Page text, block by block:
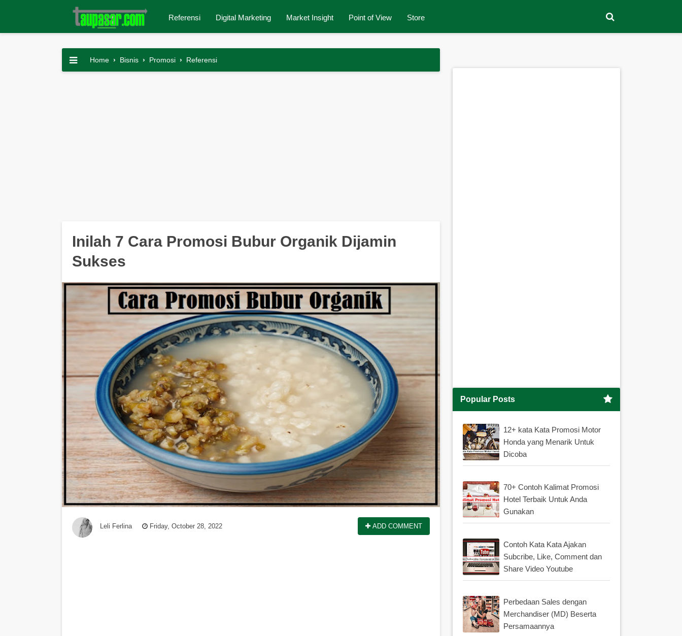
Referensi Digital Marketing Market Insight Point of View Store
Home › Bisnis › Promosi › Referensi
Inilah 7 Cara Promosi Bubur Organik Dijamin
Sukses
Leli Ferlina Friday, October 28, 2022 ADD COMMENT
Popular Posts
12+ kata Kata Promosi Motor
Honda yang Menarik Untuk
Dicoba
70+ Contoh Kalimat Promosi
Hotel Terbaik Untuk Anda
Gunakan
Contoh Kata Kata Ajakan
Subcribe, Like, Comment dan
Share Video Youtube
Perbedaan Sales dengan
Merchandiser (MD) Beserta
Persamaannya